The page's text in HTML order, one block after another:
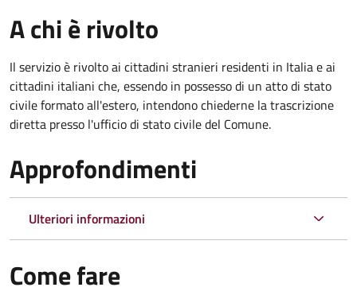
A chi è rivolto
Il servizio è rivolto ai cittadini stranieri residenti in Italia e ai
cittadini italiani che, essendo in possesso di un atto di stato
civile formato all'estero, intendono chiederne la trascrizione
diretta presso l'ufficio di stato civile del Comune.
Approfondimenti
Ulteriori informazioni
Come fare